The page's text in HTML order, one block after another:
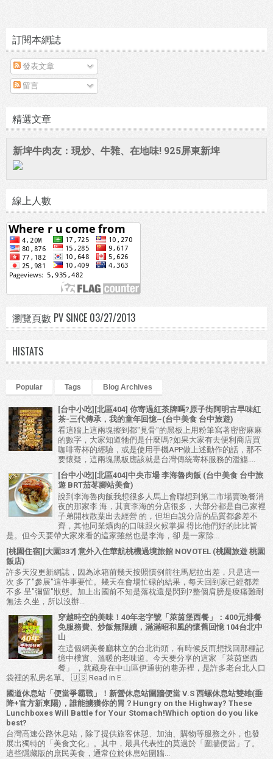
訂閱本網誌
發表文章
留言
精選文章
新埤牛肉友：現炒、牛雜、在地味! 925屏東新埤
線上人數
瀏覽頁數 PV SINCE 03/27/2013
HISTATS
Popular Tags Blog Archives
[台中小吃][北區404] 你寄過紅茶牌嗎?原子街阿明古早味紅
茶-三代傳承，我的童年回憶~(台中美食 台中旅遊)
看這牆上這兩塊擦到都"見骨"的黑板上用粉筆寫著密密麻麻
的數字，大家知道牠們是什麼嗎?如果大家有去便利商店買
咖啡寄杯的經驗，或是使用手機APP做上述動作的話，那不
要懷疑，這兩塊黑板應該就是台灣傳統寄杯服務的濫觴....
[台中小吃][北區404]中央市場 李海魯肉飯 (台中美食 台中旅
遊 BRT茄苳腳站美食)
說到李海魯肉飯我想很多人馬上會聯想到第二市場賣晚餐消
夜的那家李 海，其實李海的分店很多，大部分都是自己家裡
子弟開枝散葉出去經營 的，但坦白說分店的品質都參差不
齊，其他同業爌肉的口味跟火候掌握 得比他們好的比比皆
是。但今天要帶大家來看的這家雖然也是李海，卻 是一家除...
[桃園住宿][大園337] 意外入住華航桃機過境旅館 NOVOTEL (桃園旅遊 桃園
飯店)
許多天沒更新網誌，因為冰箱前幾天按照慣例前往馬尼拉出差，只是這一
次 多了"參展"這件事要忙。幾天在會場忙碌的結果，每天回到家已經都差
不多 呈"彌留"狀態。加上出國前不知是落枕還是閃到?整個肩膀是痠痛難耐
無法 久坐，所以沒辦...
穿越時空的美味！40年老字號「萊茵堡西餐」：400元排餐
免服務費、炒飯無限續，滿滿昭和風的懷舊回憶 104台北中
山
在這個網美餐廳林立的台北街頭，有時候反而想找回那種記
憶中樸實、溫暖的老味道。今天要分享的這家 「萊茵堡西
餐」 ，就藏身在中山區伊通街的巷弄裡，是許多老台北人口
袋裡的私房名單。 🇺🇸 Read in E...
國道休息站「便當爭霸戰」！新營休息站圍牆便當 V.S 西螺休息站雙雄(垂
降+官方新東陽)，誰能擄獲你的胃？Hungry on the Highway? These
Lunchboxes Will Battle for Your Stomach!Which option do you like
best?
台灣高速公路休息站，除了提供旅客休憩、加油、購物等服務之外，也發
展出獨特的「美食文化」。其中，最具代表性的莫過於「圍牆便當」了。
這些隱藏版的庶民美食，通常位於休息站圍牆...